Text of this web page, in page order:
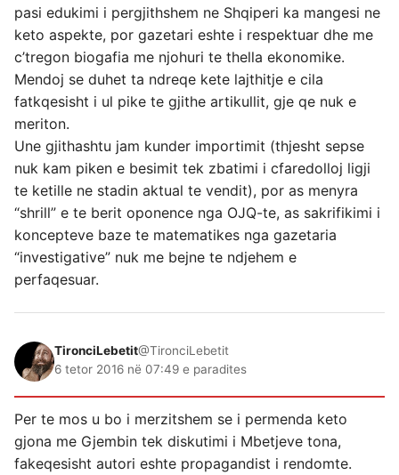
pasi edukimi i pergjithshem ne Shqiperi ka mangesi ne
keto aspekte, por gazetari eshte i respektuar dhe me
c’tregon biogafia me njohuri te thella ekonomike.
Mendoj se duhet ta ndreqe kete lajthitje e cila
fatkqesisht i ul pike te gjithe artikullit, gje qe nuk e
meriton.
Une gjithashtu jam kunder importimit (thjesht sepse
nuk kam piken e besimit tek zbatimi i cfaredolloj ligji
te ketille ne stadin aktual te vendit), por as menyra
“shrill” e te berit oponence nga OJQ-te, as sakrifikimi i
koncepteve baze te matematikes nga gazetaria
“investigative” nuk me bejne te ndjehem e
perfaqesuar.
TironciLebetit@TironciLebetit
6 tetor 2016 në 07:49 e paradites
Per te mos u bo i merzitshem se i permenda keto
gjona me Gjembin tek diskutimi i Mbetjeve tona,
fakeqesisht autori eshte propagandist i rendomte.